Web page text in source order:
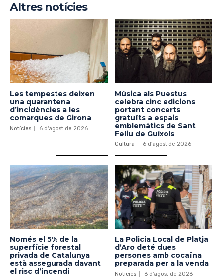
Altres notícies
Les tempestes deixen
una quarantena
d’incidències a les
comarques de Girona
Notícies 6 d'agost de 2026
Música als Puestus
celebra cinc edicions
portant concerts
gratuïts a espais
emblemàtics de Sant
Feliu de Guíxols
Cultura 6 d'agost de 2026
Només el 5% de la
superfície forestal
privada de Catalunya
està assegurada davant
el risc d’incendi
La Policia Local de Platja
d’Aro deté dues
persones amb cocaïna
preparada per a la venda
Notícies 6 d'agost de 2026